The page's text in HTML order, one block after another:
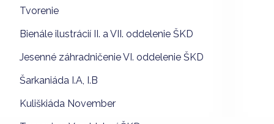
Tvorenie
Bienále ilustrácií II. a VII. oddelenie ŠKD
Jesenné záhradničenie VI. oddelenie ŠKD
Šarkaniáda I.A, I.B
Kuliškiáda November